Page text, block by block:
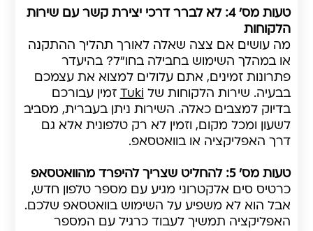
טעות מס' 4: לא לברר דרכי יצירת קשר עם שירות
הלקוחות
מה עושים אם צצה שאלה לאורך תהליך ההתקנה
או במהלך השימוש בחבילה בחו"ל? בהיעדר
פתרונות זמינים, אתם עלולים למצוא את עצמכם
בבעיה. שירות הלקוחות של Tuki זמין עבורכם
בדיוק למצבים כאלה. השירות ניתן בעברית, מסביב
לשעון ומכל מקום, וזמין לא רק טלפונית אלא גם
דרך האפליקציה או בוואטסאפ.
טעות מס' 5: להחליט שצריך להיפרד מהוואטסאפ
כרטיס סים אלקטרוני מגיע עם מספר טלפון חדש,
אבל הוא לא משפיע על השימוש בוואטסאפ שלכם.
האפליקציה תמשיך לעבוד כרגיל עם המספר